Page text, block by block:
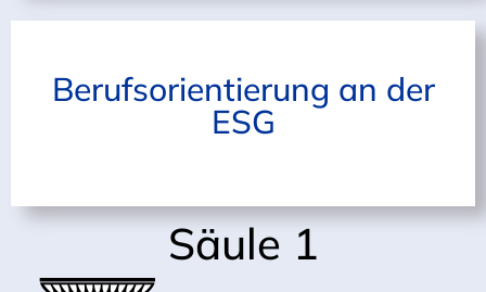
Berufsorientierung an der
ESG
Säule 1